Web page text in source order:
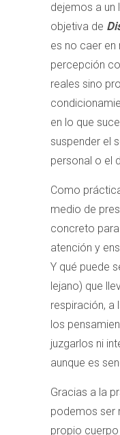
dejemos a un
objetiva de
es no caer en
percepción
reales sino
en lo que
suspender el
personal o el
Como
medio de
concreto
atención y
Y qué puede
lejano) que
respiración, a
los
juzgarlos ni
aunque es
Gracias a la
podemos ser
propio